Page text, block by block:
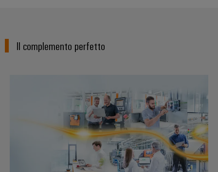
Il complemento perfetto